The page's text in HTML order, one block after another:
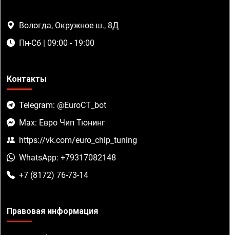
Вологда, Окружное ш., 8Д
Пн-Сб | 09:00 - 19:00
Контакты
Telegram: @EuroCT_bot
Max: Евро Чип Тюнинг
https://vk.com/euro_chip_tuning
WhatsApp: +79317082148
+7 (8172) 76-73-14
Правовая информация